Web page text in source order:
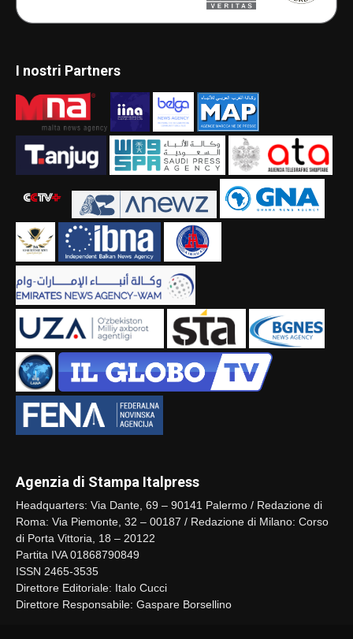
I nostri Partners
Agenzia di Stampa Italpress
Headquarters: Via Dante, 69 – 90141 Palermo / Redazione di
Roma: Via Piemonte, 32 – 00187 / Redazione di Milano: Corso
di Porta Vittoria, 18 – 20122
Partita IVA 01868790849
ISSN 2465-3535
Direttore Editoriale: Italo Cucci
Direttore Responsabile: Gaspare Borsellino